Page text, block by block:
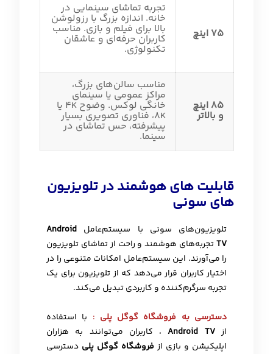
75 اینچ
تجربه تماشای سینمایی در
خانه. اندازه بزرگ با رزولوشن
بالا برای فیلم و بازی. مناسب
کاربران حرفه‌ای و عاشقان
تکنولوژی.
85 اینچ
و بالاتر
مناسب سالن‌های بزرگ،
مراکز عمومی یا سینمای
خانگی لوکس. وضوح 4K یا
8K، فناوری تصویری بسیار
پیشرفته، حس تماشای در
سینما.
قابلیت های هوشمند در تلویزیون
های سونی
تلویزیون‌های سونی با سیستم‌عامل Android
TVتجربه‌های هوشمند و راحت از تماشای تلویزیون
را می‌آورند. این سیستم‌عامل امکانات متنوعی را در
اختیار کاربران قرار می‌دهد که از تلویزیون برای یک
تجربه سرگرم‌کننده و کاربردی تبدیل می‌کند.
دسترسی به فروشگاه گوگل پلی : با استفاده
ازAndroid TV
، کاربران می‌توانند به هزاران
اپلیکیشن و بازی ازفروشگاه گوگل پلی دسترسی